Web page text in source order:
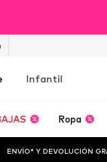
Infantil
Ropa
ENVÍO* Y DEVOLUCIÓN